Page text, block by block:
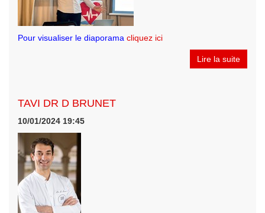
Pour visualiser le diaporama cliquez ici
Lire la suite
TAVI DR D BRUNET
10/01/2024 19:45